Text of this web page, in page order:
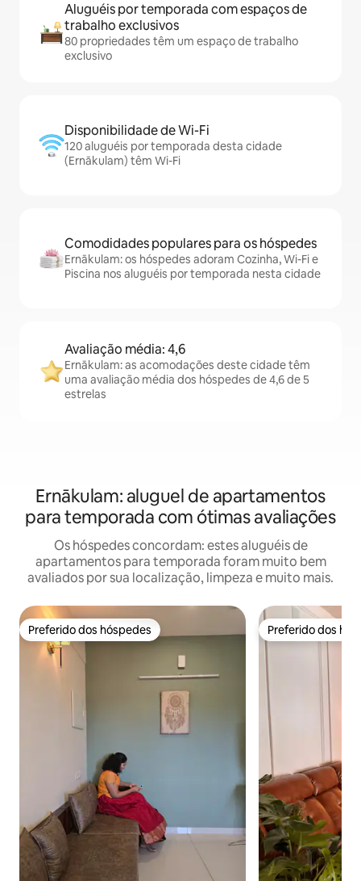
Aluguéis por temporada com espaços de
trabalho exclusivos
80 propriedades têm um espaço de trabalho
exclusivo
Disponibilidade de Wi-Fi
120 aluguéis por temporada desta cidade
(Ernākulam) têm Wi-Fi
Comodidades populares para os hóspedes
Ernākulam: os hóspedes adoram Cozinha, Wi-Fi e
Piscina nos aluguéis por temporada nesta cidade
Avaliação média: 4,6
Ernākulam: as acomodações deste cidade têm
uma avaliação média dos hóspedes de 4,6 de 5
estrelas
Ernākulam: aluguel de apartamentos
para temporada com ótimas avaliações
Os hóspedes concordam: estes aluguéis de
apartamentos para temporada foram muito bem
avaliados por sua localização, limpeza e muito mais.
Preferido dos hóspedes
Preferido dos hóspedes Preferido dos
Preferido dos